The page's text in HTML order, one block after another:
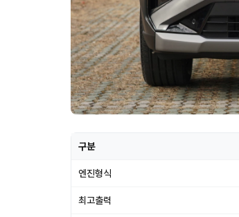
구분
엔진형식
최고출력